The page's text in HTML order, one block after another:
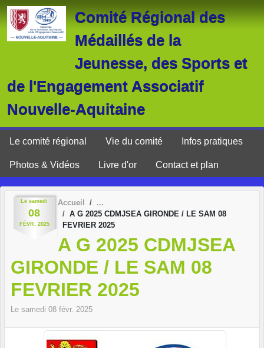
Comité Régional des
Médaillés de la
Jeunesse, des Sports et
de l'Engagement Associatif
Nouvelle-Aquitaine
Le comité régional Vie du comité Infos pratiques
Photos & Vidéos Livre d'or Contact et plan
Le samedi
08
FÉVR. 2025
Accueil
A G 2025 CDMJSEA GIRONDE / LE SAM 08
FEVRIER 2025
A G 2025 CDMJSEA
GIRONDE / LE SAM 08
FEVRIER 2025
Le samedi 08 févr. 2025
Panneau de gestion des cookies